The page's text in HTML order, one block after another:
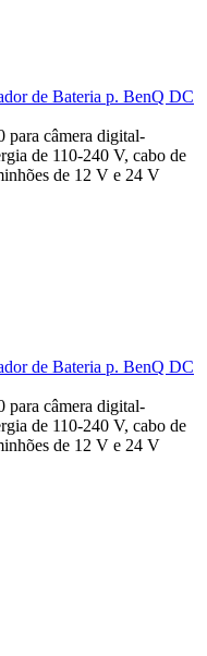
de Bateria p. BenQ DC
para câmera digital-
de 110-240 V, cabo de
de 12 V e 24 V
de Bateria p. BenQ DC
para câmera digital-
de 110-240 V, cabo de
de 12 V e 24 V